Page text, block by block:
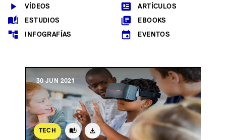
VÍDEOS ARTÍCULOS
ESTUDIOS EBOOKS
INFOGRAFÍAS EVENTOS
TECH
30 JUN 2021